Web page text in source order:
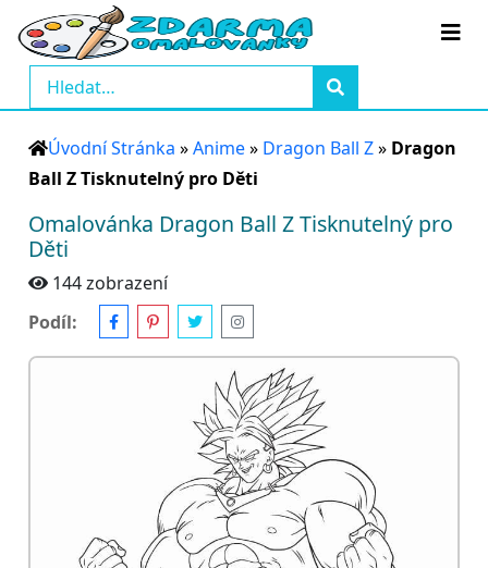
Úvodní Stránka »Anime» Dragon Ball Z» Dragon
Ball Z Tisknutelný pro Děti
Omalovánka Dragon Ball Z Tisknutelný pro
Děti
144 zobrazení
Podíl: